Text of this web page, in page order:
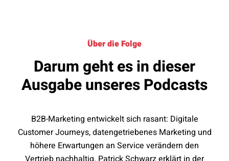
Über die Folge
Darum geht es in dieser
Ausgabe unseres Podcasts
B2B-Marketing entwickelt sich rasant: Digitale
Customer Journeys, datengetriebenes Marketing und
höhere Erwartungen an Service verändern den